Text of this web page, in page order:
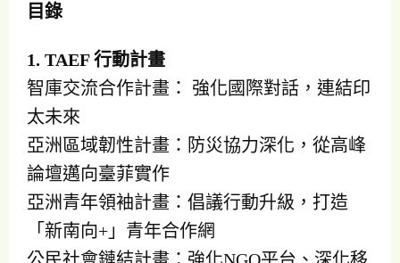
目錄
1. TAEF 行動計畫
智庫交流合作計畫： 強化國際對話，連結印
太未來
亞洲區域韌性計畫：防災協力深化，從高峰
論壇邁向臺菲實作
亞洲青年領袖計畫：倡議行動升級，打造
「新南向+」青年合作網